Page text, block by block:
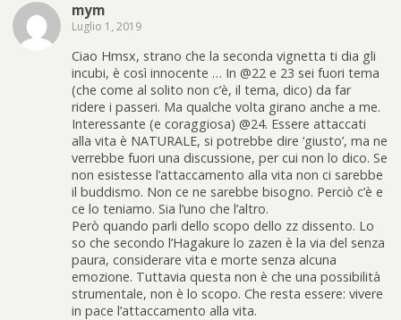
mym
Luglio 1, 2019
Ciao Hmsx, strano che la seconda vignetta ti dia gli
incubi, è così innocente … In @22 e 23 sei fuori tema
(che come al solito non c’è, il tema, dico) da far
ridere i passeri. Ma qualche volta girano anche a me.
Interessante (e coraggiosa) @24. Essere attaccati
alla vita è NATURALE, si potrebbe dire ‘giusto’, ma ne
verrebbe fuori una discussione, per cui non lo dico. Se
non esistesse l’attaccamento alla vita non ci sarebbe
il buddismo. Non ce ne sarebbe bisogno. Perciò c’è e
ce lo teniamo. Sia l’uno che l’altro.
Però quando parli dello scopo dello zz dissento. Lo
so che secondo l’Hagakure lo zazen è la via del senza
paura, considerare vita e morte senza alcuna
emozione. Tuttavia questa non è che una possibilità
strumentale, non è lo scopo. Che resta essere: vivere
in pace l’attaccamento alla vita.